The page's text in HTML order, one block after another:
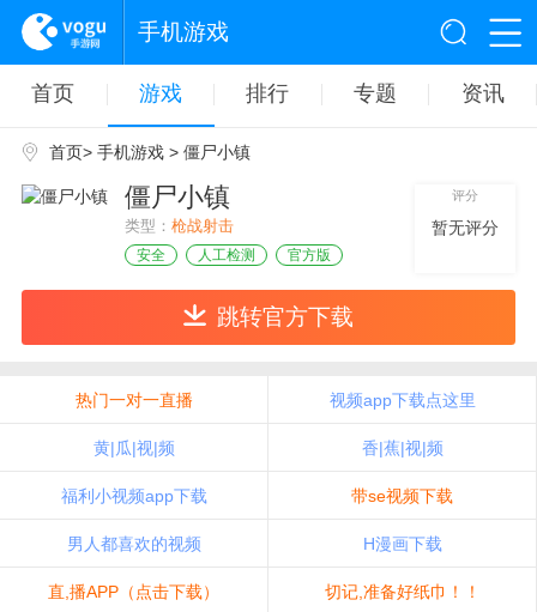
手机游戏
首页 游戏 排行 专题 资讯
首页> 手机游戏> 僵尸小镇
僵尸小镇
类型： 枪战射击
安全 人工检测 官方版
评分
暂无评分
跳转官方下载
热门一对一直播 视频app下载点这里
黄|瓜|视|频 香|蕉|视|频
福利小视频app下载 带se视频下载
男人都喜欢的视频 H漫画下载
直,播APP（点击下载） 切记,准备好纸巾！！